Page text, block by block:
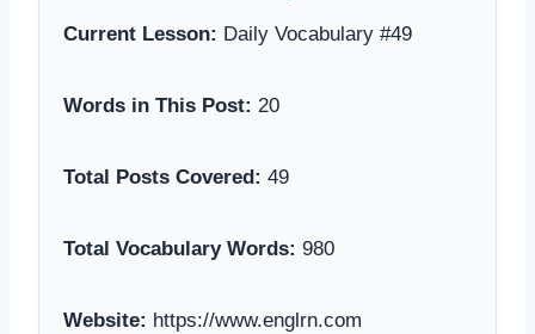
Current Lesson: Daily Vocabulary #49
Words in This Post: 20
Total Posts Covered: 49
Total Vocabulary Words: 980
Website: https://www.englrn.com